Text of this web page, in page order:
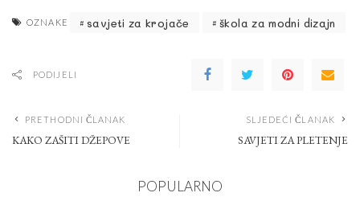
OZNAKE savjeti za krojače škola za modni dizajn
PODIJELI
PRETHODNI ČLANAK
KAKO ZAŠITI DŽEPOVE
SLJEDEĆI ČLANAK
SAVJETI ZA PLETENJE
POPULARNO